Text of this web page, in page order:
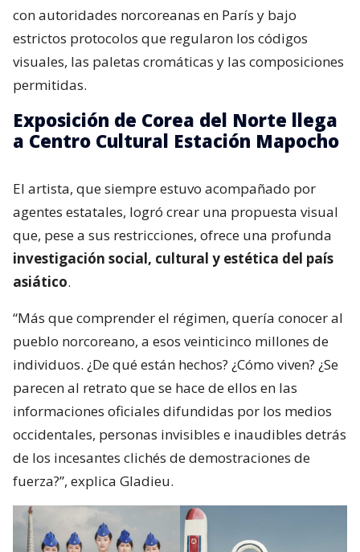
con autoridades norcoreanas en París y bajo
estrictos protocolos que regularon los códigos
visuales, las paletas cromáticas y las composiciones
permitidas.
Exposición de Corea del Norte llega
a Centro Cultural Estación Mapocho
El artista, que siempre estuvo acompañado por
agentes estatales, logró crear una propuesta visual
que, pese a sus restricciones, ofrece una profunda
investigación social, cultural y estética del país
asiático.
“Más que comprender el régimen, quería conocer al
pueblo norcoreano, a esos veinticinco millones de
individuos. ¿De qué están hechos? ¿Cómo viven? ¿Se
parecen al retrato que se hace de ellos en las
informaciones oficiales difundidas por los medios
occidentales, personas invisibles e inaudibles detrás
de los incesantes clichés de demostraciones de
fuerza?”, explica Gladieu.